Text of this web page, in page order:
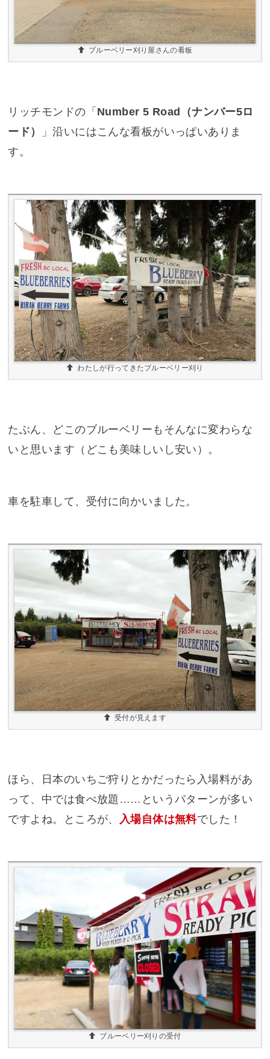
ブルーベリー刈り屋さんの看板
リッチモンドの「 Number 5 Road（ナンバー5ロ
ード）
」沿いにはこんな看板がいっぱいありま
す。
わたしが行ってきたブルーベリー刈り
たぶん、どこのブルーベリーもそんなに変わらな
いと思います（どこも美味しいし安い）。
車を駐車して、受付に向かいました。
受付が見えます
ほら、日本のいちご狩りとかだったら入場料があ
って、中では食べ放題……というパターンが多い
ですよね。ところが、
入場自体は無料でした！
ブルーベリー刈りの受付